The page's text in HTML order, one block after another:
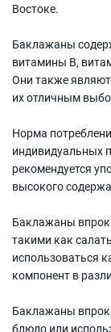
Востоке.
Баклажаны
витамины В,
Они также
их отличным
Норма
индивидуальных
рекомендуется
высокого
Баклажаны впрок
такими как
использоваться
компонент в
Баклажаны впрок
блюдо или